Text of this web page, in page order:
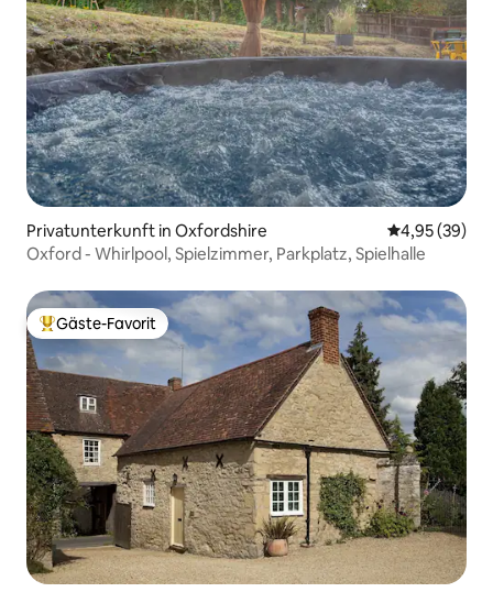
Privatunterkunft in Oxfordshire
4,95 (39)
Oxford - Whirlpool, Spielzimmer, Parkplatz, Spielhalle
Beliebter Gäste-Favorit.
Gäste-Favorit